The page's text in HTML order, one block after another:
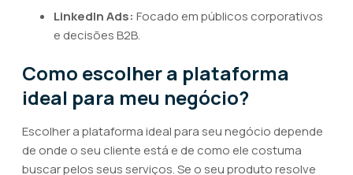
LinkedIn Ads: Focado em públicos corporativos
e decisões B2B.
Como escolher a plataforma
ideal para meu negócio?
Escolher a plataforma ideal para seu negócio depende
de onde o seu cliente está e de como ele costuma
buscar pelos seus serviços. Se o seu produto resolve